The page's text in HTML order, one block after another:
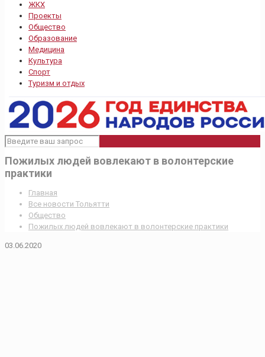
ЖКХ
Проекты
Общество
Образование
Медицина
Культура
Спорт
Туризм и отдых
Пожилых людей вовлекают в волонтерские
практики
Главная
Все новости Тольятти
Общество
Пожилых людей вовлекают в волонтерские практики
03.06.2020